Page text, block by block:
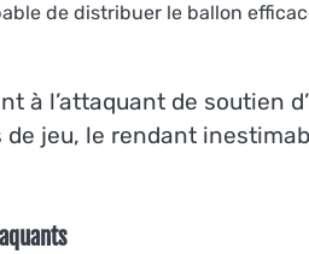
de distribuer le ballon
à l’attaquant de soutien
de jeu, le rendant